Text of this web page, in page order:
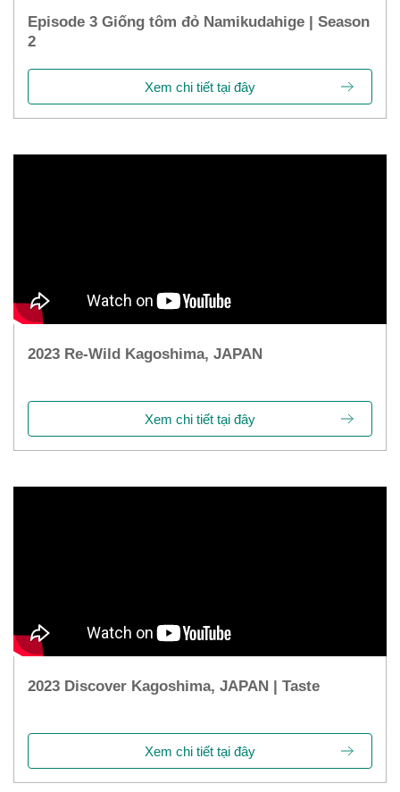
Episode 3 Giống tôm đỏ Namikudahige | Season
2
Xem chi tiết tại đây
2023 Re-Wild Kagoshima, JAPAN
Xem chi tiết tại đây
2023 Discover Kagoshima, JAPAN | Taste
Xem chi tiết tại đây